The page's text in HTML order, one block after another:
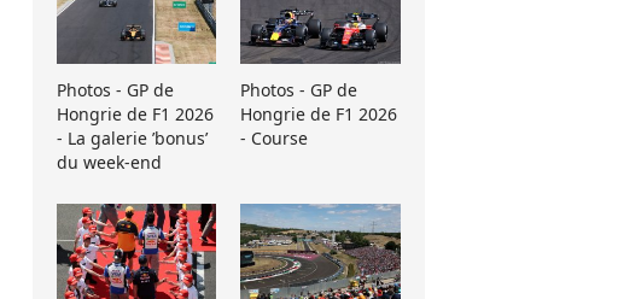
Photos - GP de
Hongrie de F1 2026
- La galerie ’bonus’
du week-end
Photos - GP de
Hongrie de F1 2026
- Course